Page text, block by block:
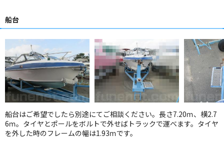
船台
船台はご希望でしたら別途にてご相談ください。長さ7.20ｍ、横2.7
6ｍ。タイヤとポールをボルトで外せばトラックで運べます。タイヤ
を外した時のフレームの幅は1.93ｍです。